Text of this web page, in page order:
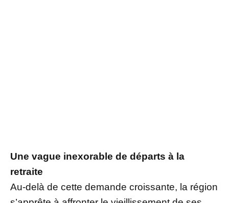
Une vague inexorable de départs à la
retraite
Au-delà de cette demande croissante, la région